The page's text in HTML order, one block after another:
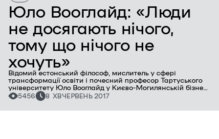
Юло Вооглайд: «Люди
не досягають нічого,
тому що нічого не
хочуть»
Відомий естонський філософ, мислитель у сфері
трансформації освіти і почесний професор Тартуського
університету Юло Вооглайд у Києво-Могилянській бізнес-
школі говорив про те, як зрозуміти себе та інших, як
рости над собою, а також про моральні права й освіту.
5456 8 ХВЧЕРВЕНЬ 2017